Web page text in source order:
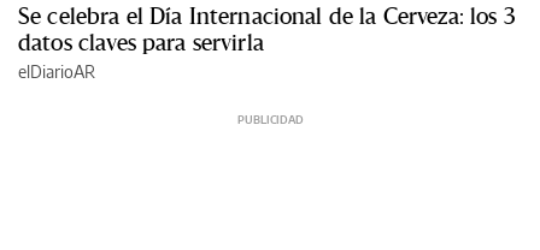
Se celebra el Día Internacional de la Cerveza: los 3
datos claves para servirla
elDiarioAR